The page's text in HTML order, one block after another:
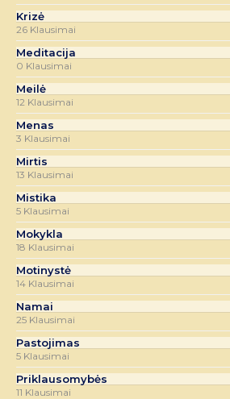
Krizė
26 Klausimai
Meditacija
0 Klausimai
Meilė
12 Klausimai
Menas
3 Klausimai
Mirtis
13 Klausimai
Mistika
5 Klausimai
Mokykla
18 Klausimai
Motinystė
14 Klausimai
Namai
25 Klausimai
Pastojimas
5 Klausimai
Priklausomybės
11 Klausimai